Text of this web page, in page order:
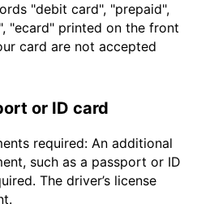
"debit card", "prepaid",
"ecard" printed on the front
card are not accepted
or ID card
required: An additional
such as a passport or ID
The driver’s license